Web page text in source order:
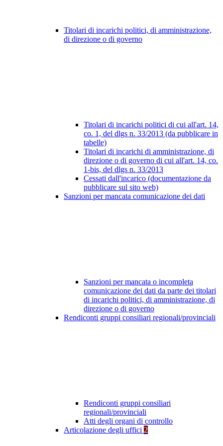
Titolari di incarichi politici, di amministrazione,
di direzione o di governo
Titolari di incarichi politici di cui all'art. 14,
co. 1, del dlgs n. 33/2013 (da pubblicare in
tabelle)
Titolari di incarichi di amministrazione, di
direzione o di governo di cui all'art. 14, co.
1-bis, del dlgs n. 33/2013
Cessati dall'incarico (documentazione da
pubblicare sul sito web)
Sanzioni per mancata comunicazione dei dati
Sanzioni per mancata o incompleta
comunicazione dei dati da parte dei titolari
di incarichi politici, di amministrazione, di
direzione o di governo
Rendiconti gruppi consiliari regionali/provinciali
Rendiconti gruppi consiliari
regionali/provinciali
Atti degli organi di controllo
Articolazione degli uffici 2